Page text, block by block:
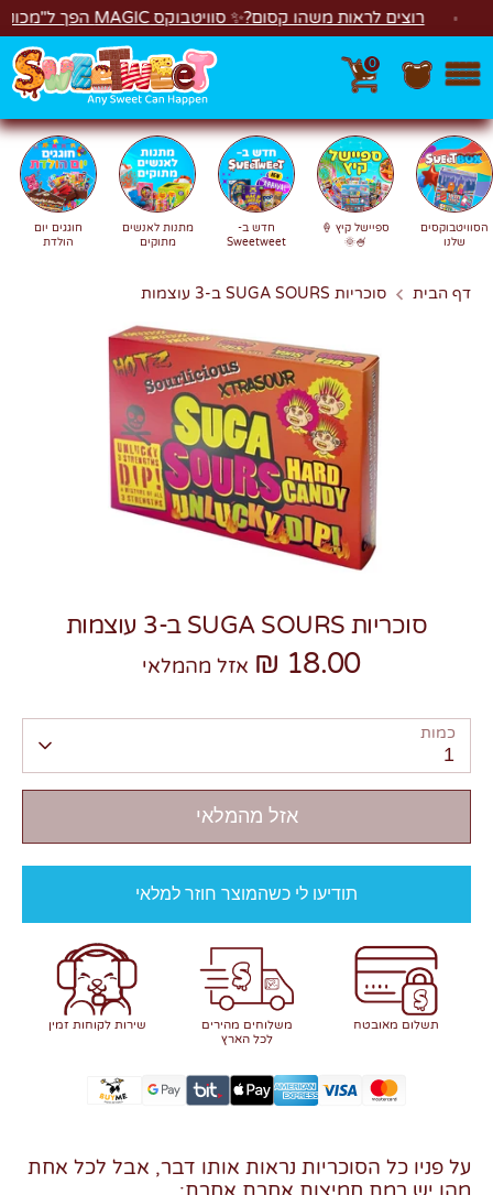
רוצים לראות משהו קסום?✨ סוויטבוקס MAGIC הפך ל"מכונת משחקים"! 🎁🕹️
0
חפשחיפוש
הסוויטבוקסים
שלנו
ספיישל קיץ 🍦
🍧🌞
חדש ב-
Sweetweet
מתנות לאנשים
מתוקים
חוגגים יום
הולדת
דף הבית סוכריות SUGA SOURS ב-3 עוצמות
סוכריות SUGA SOURS ב-3 עוצמות
18.00 ₪ אזל מהמלאי
כמות
1
אזל מהמלאי
תודיעו לי כשהמוצר חוזר למלאי
תשלום מאובטח
משלוחים מהירים
לכל הארץ
שירות לקוחות זמין
על פניו כל הסוכריות נראות אותו דבר, אבל לכל אחת